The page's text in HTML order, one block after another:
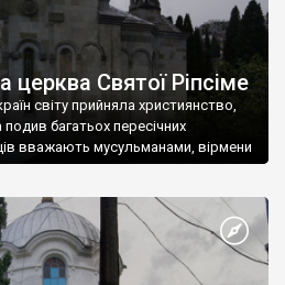
церква Святої Ріпсіме
світу прийняла християнство,
багатьох пересічних
вважають мусульманами, вірмени